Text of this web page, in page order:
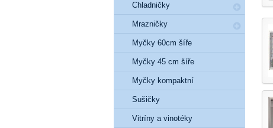
Chladničky
Mrazničky
Myčky 60cm šíře
Myčky 45 cm šíře
Myčky kompaktní
Sušičky
Vitríny a vinotéky